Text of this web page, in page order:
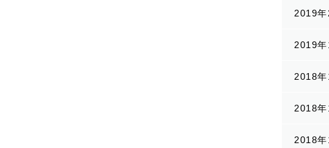
2019年
2019年
2018年
2018年
2018年